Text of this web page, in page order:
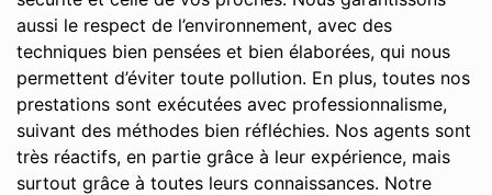
aussi le respect de l’environnement, avec des
techniques bien pensées et bien élaborées, qui nous
permettent d’éviter toute pollution. En plus, toutes nos
prestations sont exécutées avec professionnalisme,
suivant des méthodes bien réfléchies. Nos agents sont
très réactifs, en partie grâce à leur expérience, mais
surtout grâce à toutes leurs connaissances. Notre